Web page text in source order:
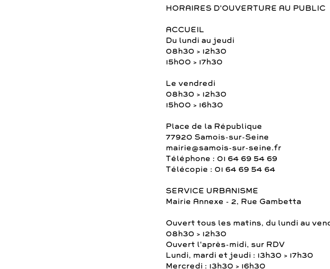
HORAIRES D'OUVERTURE AU PUBLIC
ACCUEIL
Du lundi au jeudi
08h30 > 12h30
15h00 > 17h30
Le vendredi
08h30 > 12h30
15h00 > 16h30
Place de la République
77920 Samois-sur-Seine
mairie@samois-sur-seine.fr
Téléphone : 01 64 69 54 69
Télécopie : 01 64 69 54 64
SERVICE URBANISME
Mairie Annexe - 2, Rue Gambetta
Ouvert tous les matins, du lundi au
08h30 > 12h30
Ouvert l'après-midi, sur RDV
Lundi, mardi et jeudi : 13h30 > 17h30
Mercredi : 13h30 > 16h30